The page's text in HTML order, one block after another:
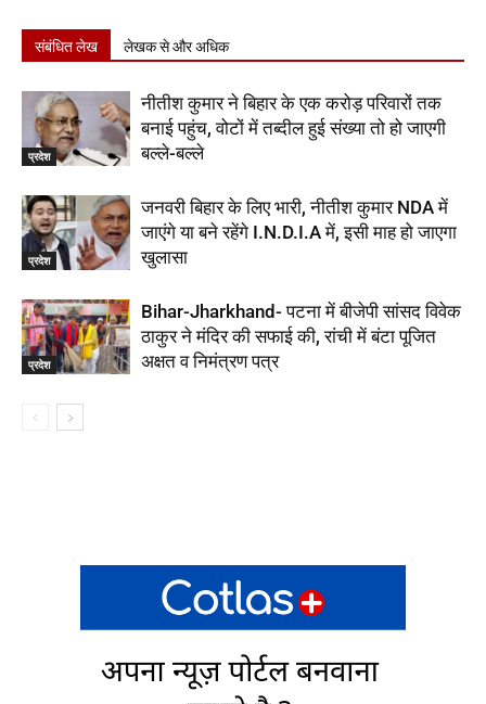
संबंधित लेख लेखक से और अधिक
प्रदेश
नीतीश कुमार ने बिहार के एक करोड़ परिवारों तक
बनाई पहुंच, वोटों में तब्दील हुई संख्या तो हो जाएगी
बल्ले-बल्ले
प्रदेश
जनवरी बिहार के लिए भारी, नीतीश कुमार NDA में
जाएंगे या बने रहेंगे I.N.D.I.A में, इसी माह हो जाएगा
खुलासा
प्रदेश
Bihar-Jharkhand- पटना में बीजेपी सांसद विवेक
ठाकुर ने मंदिर की सफाई की, रांची में बंटा पूजित
अक्षत व निमंत्रण पत्र